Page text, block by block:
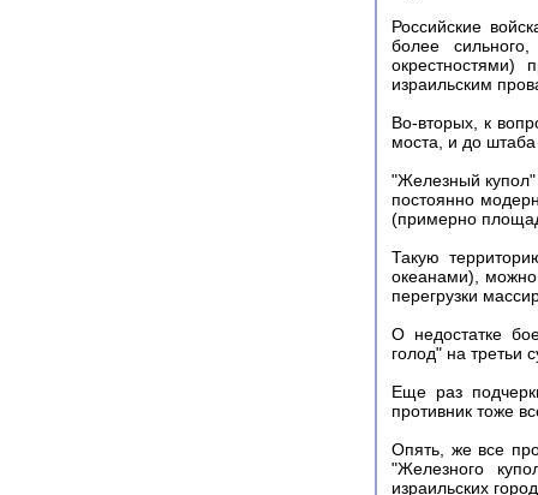
Российские
более
окрестностями)
израильским
Во-вторых, к
моста, и до
"Железный
постоянно
(примерно
Такую
океанами),
перегрузки
О недостатке
голод" на третьи
Еще раз
противник тоже
Опять, же все
"Железного
израильских